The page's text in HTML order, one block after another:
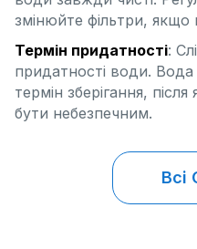
змінюйте фільтри, якщо
Термін придатності:
придатності води.
термін зберігання,
бути небезпечним.
Всі